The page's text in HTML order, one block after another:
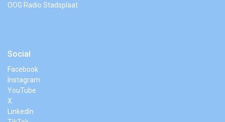
OOG Radio Stadsplaat
Social
Facebook
Instagram
YouTube
X
LinkedIn